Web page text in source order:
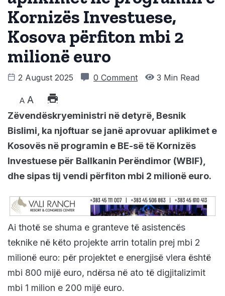
Kornizës Investuese,
Kosova përfiton mbi 2
milionë euro
2 August 2025 0 Comment 3 Min Read
A A
Zëvendëskryeministri në detyrë, Besnik
Bislimi, ka njoftuar se janë aprovuar aplikimet e
Kosovës në programin e BE-së të Kornizës
Investuese për Ballkanin Perëndimor (WBIF),
dhe sipas tij vendi përfiton mbi 2 milionë euro.
Ai thotë se shuma e granteve të asistencës
teknike në këto projekte arrin totalin prej mbi 2
milionë euro: për projektet e energjisë vlera është
mbi 800 mijë euro, ndërsa në ato të digjitalizimit
mbi 1 milion e 200 mijë euro.